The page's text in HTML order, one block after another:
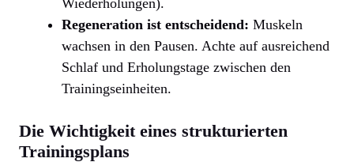
Regeneration ist entscheidend: Muskeln
wachsen in den Pausen. Achte auf ausreichend
Schlaf und Erholungstage zwischen den
Trainingseinheiten.
Die Wichtigkeit eines strukturierten
Trainingsplans